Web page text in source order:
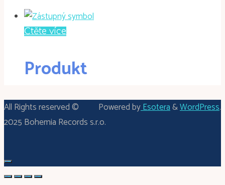
Čtěte více
Produkt
Powered byEsotera&WordPress.
All Rights reserved ©
2025 Bohemia Records s.r.o.